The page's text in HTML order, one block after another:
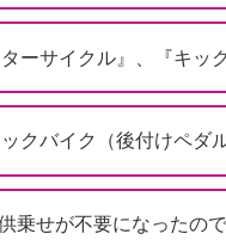
ーサイクル』、『キッ
クバイク（後付けペダ
乗せが不要になったの